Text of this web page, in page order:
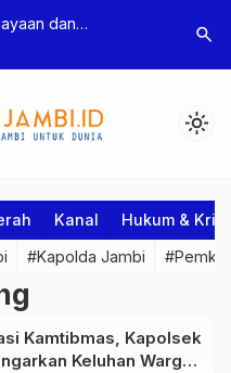
dan
Dua Tersangka
Polres
Dua
search
light_mode
Kanal Hukum &
#Kapolda Jambi
Kamtibmas, Kapolsek
Keluhan Warga